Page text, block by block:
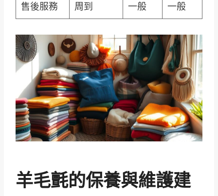
售後服務 周到 一般 一般
羊毛氈的保養與維護建